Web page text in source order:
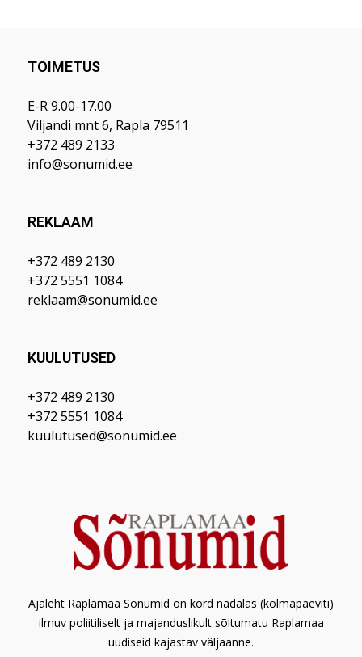
TOIMETUS
E-R 9.00-17.00
Viljandi mnt 6, Rapla 79511
+372 489 2133
info@sonumid.ee
REKLAAM
+372 489 2130
+372 5551 1084
reklaam@sonumid.ee
KUULUTUSED
+372 489 2130
+372 5551 1084
kuulutused@sonumid.ee
Ajaleht Raplamaa Sõnumid on kord nädalas (kolmapäeviti)
ilmuv poliitiliselt ja majanduslikult sõltumatu Raplamaa
uudiseid kajastav väljaanne.